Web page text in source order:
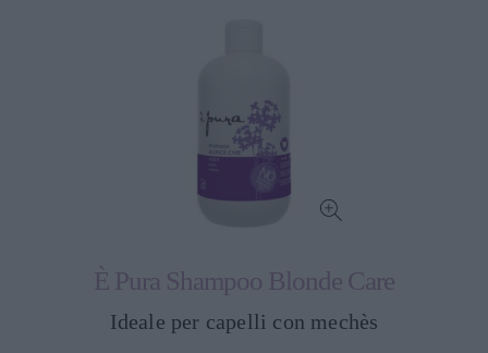
È Pura Shampoo Blonde Care
Ideale per capelli con mechès